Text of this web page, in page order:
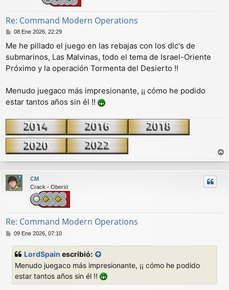
Re: Command Modern Operations
M
n
s
j
08 Ene 2026, 22:29
Me he pillado el juego en las rebajas con los dlc's de
submarinos, Las Malvinas, todo el tema de Israel-Oriente
Próximo y la operación Tormenta del Desierto !!
Menudo juegaco más impresionante, ¡¡ cómo he podido
estar tantos años sin él !!
r
r
CM
Crack - Oberst
Re: Command Modern Operations
M
09 Ene 2026, 07:10
LordSpain escribió:
Menudo juegaco más impresionante, ¡¡ cómo he podido
estar tantos años sin él !!